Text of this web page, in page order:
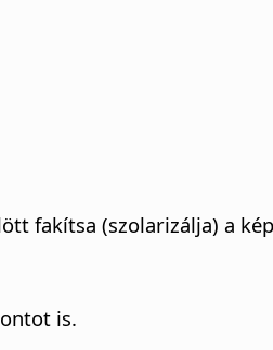
fakítsa (szolarizálja) a
is.